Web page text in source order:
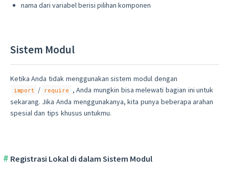
nama dari variabel berisi pilihan komponen
Sistem Modul
Ketika Anda tidak menggunakan sistem modul dengan
import / require , Anda mungkin bisa melewati bagian ini untuk
sekarang. Jika Anda menggunakanya, kita punya beberapa arahan
spesial dan tips khusus untukmu.
Registrasi Lokal di dalam Sistem Modul